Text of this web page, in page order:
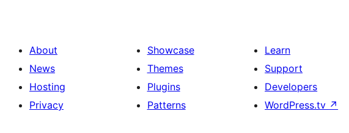
About
News
Hosting
Privacy
Showcase
Themes
Plugins
Patterns
Learn
Support
Developers
WordPress.tv ↗